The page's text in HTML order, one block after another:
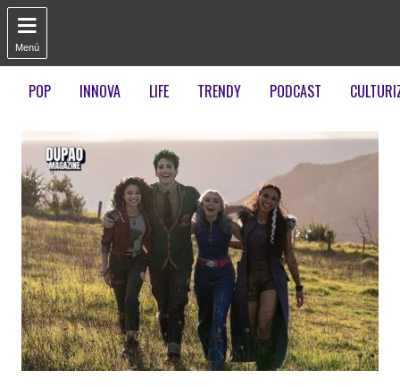

Menú
POP INNOVA LIFE TRENDY PODCAST